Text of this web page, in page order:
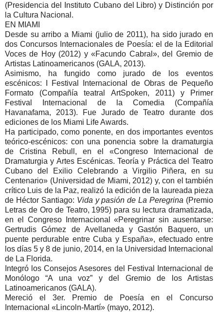
(Presidencia del Instituto Cubano del Libro) y Distinción por
la Cultura Nacional.
EN MIAMI
Desde su arribo a Miami (julio de 2011), ha sido jurado en
dos Concursos Internacionales de Poesía: el de la Editorial
Voces de Hoy (2012) y «Facundo Cabral», del Gremio de
Artistas Latinoamericanos (GALA, 2013).
Asimismo, ha fungido como jurado de los eventos
escénicos: I Festival Internacional de Obras de Pequeño
Formato (Compañía teatral ArtSpoken, 2011) y Primer
Festival Internacional de la Comedia (Compañía
Havanafama, 2013). Fue Jurado de Teatro durante dos
ediciones de los Miami Life Awards.
Ha participado, como ponente, en dos importantes eventos
teórico-escénicos: con una ponencia sobre la dramaturgia
de Cristina Rebull, en el «Congreso Internacional de
Dramaturgia y Artes Escénicas. Teoría y Práctica del Teatro
Cubano del Exilio Celebrando a Virgilio Piñera, en su
Centenario» (Universidad de Miami, 2012) y, con el también
crítico Luis de la Paz, realizó la edición de la laureada pieza
de Héctor Santiago: Vida y pasión de La Peregrina (Premio
Letras de Oro de Teatro, 1995) para su lectura dramatizada,
en el Congreso Internacional «Peregrinar sin ausentarse:
Gertrudis Gómez de Avellaneda y Gastón Baquero, un
puente perdurable entre Cuba y España», efectuado entre
los días 5 y 8 de junio, 2014, en la Universidad Internacional
de La Florida.
Integró los Consejos Asesores del Festival Internacional de
Monólogo “A una voz” y del Gremio de los Artistas
Latinoamericanos (GALA).
Mereció el 3er. Premio de Poesía en el Concurso
Internacional «Lincoln-Martí» (mayo, 2012).